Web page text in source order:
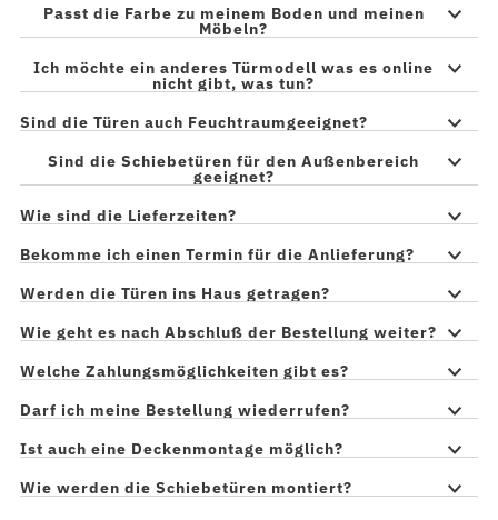
Passt die Farbe zu meinem Boden und meinen
Möbeln?
Ich möchte ein anderes Türmodell was es online
nicht gibt, was tun?
Sind die Türen auch Feuchtraumgeeignet?
Sind die Schiebetüren für den Außenbereich
geeignet?
Wie sind die Lieferzeiten?
Bekomme ich einen Termin für die Anlieferung?
Werden die Türen ins Haus getragen?
Wie geht es nach Abschluß der Bestellung weiter?
Welche Zahlungsmöglichkeiten gibt es?
Darf ich meine Bestellung wiederrufen?
Ist auch eine Deckenmontage möglich?
Wie werden die Schiebetüren montiert?